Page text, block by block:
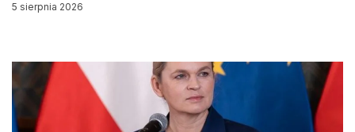
5 sierpnia 2026